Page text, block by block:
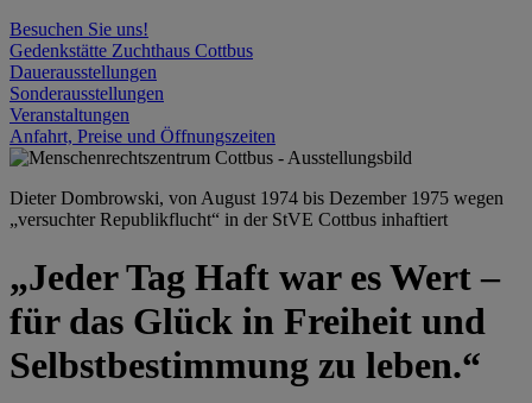
Besuchen Sie uns!
Gedenkstätte Zuchthaus Cottbus
Dauerausstellungen
Sonderausstellungen
Veranstaltungen
Anfahrt, Preise und Öffnungszeiten
Dieter Dombrowski, von August 1974 bis Dezember 1975 wegen
„versuchter Republikflucht“ in der StVE Cottbus inhaftiert
„Jeder Tag Haft war es Wert –
für das Glück in Freiheit und
Selbstbestimmung zu leben.“